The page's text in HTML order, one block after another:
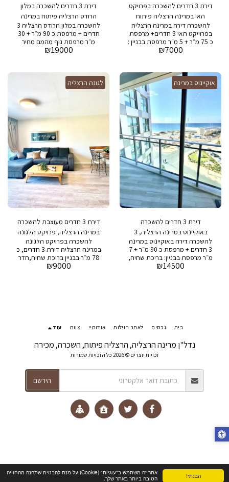
הבנתי!
אתר זה משתמש ב"עוגיות" (Cookie) על-מנת להבטיח שתהנה מהחוויה
הטובה ביותר באתר שלך.
דירת 3 חדרים להשכרה בפרויקט
האי במרינה הרצליה פיתוח
להשכרה דירה במרינה הרצליה
בפרוייקט האי 3 חדרים+ מרפסת
כ 75 מ״ר + 5 מ״ר מרפסת בבניין :
בריכת שחיה, חדר כושר, חניה
₪7000
דירת 3 חדרים להשכרה במלון
הרודס הרצליה פיתוח במרינה
להשכרה במלון הרודס הרצליה 3
חדרים + מרפסת כ 90 מ״ר + 30
מ״ר מרפסת נוף מהמם מחיר
₪19000
אוקיינוס במרינה
דירת 3 חדרים להשכרה
באוקיינוס במרינה הרצליה, 3
חדרים משופצת ומרוהטת
להשכרה דירה באוקיינוס במרינה
3 חדרים + מרפסת כ 90 מ״ר + 7
מ״ר מרפסת בבניין: בריכת שחיה,
חדר כושר, חניה ושמירה 24/7
₪14500
לגונה הרצליה
דירת 3 חדרים מעוצבת להשכרה
במרינה הרצליה, פרויקט הלגונה
להשכרה בפרויקט הלגונה
במרינה הרצליה דירת 3 חדרים, כ
78 מ״ר בבניין בריכת שחיה,חדר
כושר, חניה ספא ושמירה 24/7
₪9000
נדל"ן מרינה הרצליה, הרצליה פיתוח, השכרה, מכירה
זכויות יוצרים © 2026 כל הזכויות שמורות
בית נכסים לאתר הוילות אודותיי צוות עוד
הירשם